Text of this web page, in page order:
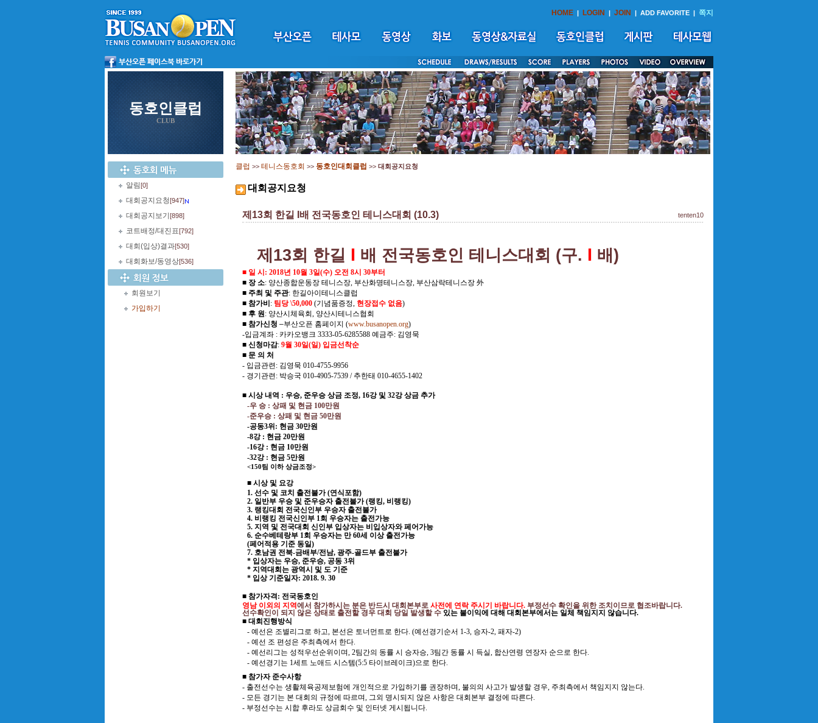
HOME | LOGIN | JOIN | ADD FAVORITE | 쪽지
동호인클럽
CLUB
알림[0]
대회공지요청[947]
대회공지보기 [898]
코트배정/대진표[792]
대회(입상)결과[530]
대회화보/동영상[536]
회원보기
가입하기
클럽 >> 테니스동호회 >> 동호인대회클럽 >> 대회공지요청
대회공지요청
제13회 한길 I배 전국동호인 테니스대회 (10.3) tenten10
제 13회 한길 I 배 전국동호인 테니스대회 (구. I 배)
■ 일 시 : 2018년 10월 3일(수) 오전 8시 30부터
■ 장 소: 양산종합운동장 테니스장, 부산화명테니스장, 부산삼락테니스장 外
■ 주최 및 주관: 한길아이테니스클럽
■ 참가비 : 팀당\50,000 (기념품증정, 현장접수 없음)
■ 후 원: 양산시체육회 , 양산시테니스협회
■ 참가신청 –부산오픈 홈페이지 (www.busanopen.org)
-입금계좌 : 카카오뱅크 3333-05-6285588 예금주: 김영묵
■ 신청마감: 9월 30일(일) 입금선착순
■ 문 의 처
- 입금관련 : 김영묵 010-4755-9956
- 경기관련 : 박승국 010-4905-7539 / 추한태 010-4655-1402
■ 시상 내역 : 우승, 준우승 상금 조정, 16강 및 32강 상금 추가
-우 승: 상패 및 현금 100만원
-준우승: 상패 및 현금 50만원
-공동3위 : 현금 30만원
-8강: 현금 20만원
-16강 : 현금 10만원
-32강 : 현금 5만원
<150팀 이하 상금조정>
■ 시상 및 요강
1. 선수 및 코치 출전불가(연식포함)
2. 일반부 우승 및 준우승자 출전불가(랭킹, 비랭킹)
3. 랭킹대회 전국신인부 우승자 출전불가
4. 비랭킹 전국신인부 1회 우승자는 출전가능
5. 지역 및 전국대회 신인부 입상자는 비입상자와 페어가능
6. 순수베테랑부 1회 우승자는 만60세 이상 출전가능
(페어적용 기준 동일)
7. 호남권 전북-금배부/전남, 광주-골드부 출전불가
* 입상자는 우승, 준우승, 공동 3위
* 지역대회는 광역시 및 도 기준
* 입상 기준일자: 2018. 9. 30
■ 참가자격 : 전국동호인
영남 이외의 지역에서 참가하시는 분은 반드시 대회본부로 사전에 연락 주시기 바랍니다. 부정선수 확인을 위한 조치이므로 협조바랍니다.
선수확인이 되지 않은 상태로 출전할 경우 대회 당일 발생할 수 있는 불이익에 대해 대회본부에서는 일체 책임지지 않습니다.
■ 대회진행방식
- 예선은 조별리그로 하고, 본선은 토너먼트로 한다. (예선경기순서 1-3, 승자-2, 패자-2)
- 예선 조 편성은 주최측에서 한다.
- 예선리그는 성적우선순위이며, 2팀간의 동률 시 승자승, 3팀간 동률 시 득실, 합산연령 연장자 순으로 한다.
- 예선경기는 1세트 노애드 시스템(5:5 타이브레이크)으로 한다.
■ 참가자 준수사항
- 출전선수는 생활체육공제보험에 개인적으로 가입하기를 권장하며, 불의의 사고가 발생할 경우, 주최측에서 책임지지 않는다.
- 모든 경기는 본 대회의 규정에 따르며, 그외 명시되지 않은 사항은 대회본부 결정에 따른다.
- 부정선수는 시합 후라도 상금회수 및 인터넷 게시됩니다.